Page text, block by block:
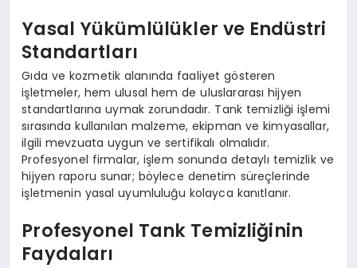
Yasal Yükümlülükler ve Endüstri
Standartları
Gıda ve kozmetik alanında faaliyet gösteren
işletmeler, hem ulusal hem de uluslararası hijyen
standartlarına uymak zorundadır. Tank temizliği işlemi
sırasında kullanılan malzeme, ekipman ve kimyasallar,
ilgili mevzuata uygun ve sertifikalı olmalıdır.
Profesyonel firmalar, işlem sonunda detaylı temizlik ve
hijyen raporu sunar; böylece denetim süreçlerinde
işletmenin yasal uyumluluğu kolayca kanıtlanır.
Profesyonel Tank Temizliğinin
Faydaları